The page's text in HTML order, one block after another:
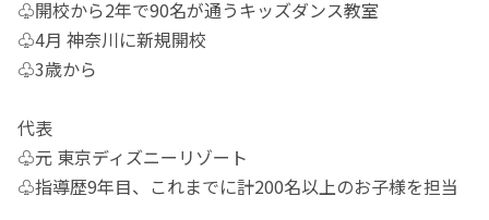
♧開校から2年で90名が通うキッズダンス教室
♧4月 神奈川に新規開校
♧3歳から
代表
♧元 東京ディズニーリゾート
♧指導歴9年目、これまでに計200名以上のお子様を担当